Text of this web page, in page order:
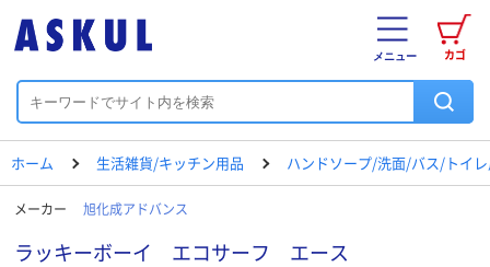
カゴ
メニュー
ホーム 生活雑貨/キッチン用品 ハンドソープ/洗面/バス/トイ
メーカー 旭化成アドバンス
ラッキーボーイ エコサーフ エース